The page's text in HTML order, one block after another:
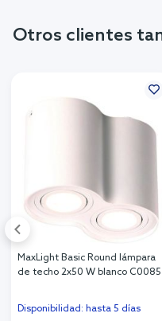
Otros clientes
MaxLight Basic Round lámpara
de techo 2x50 W blanco C0085
Disponibilidad: hasta 5 días